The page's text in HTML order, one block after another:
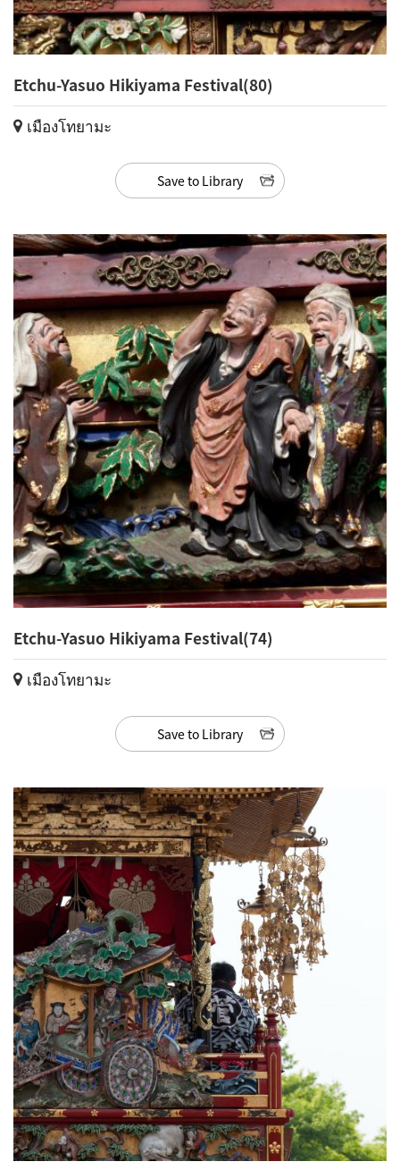
Etchu-Yasuo Hikiyama Festival(80)
เมืองโทยามะ
Save to Library
Etchu-Yasuo Hikiyama Festival(74)
เมืองโทยามะ
Save to Library